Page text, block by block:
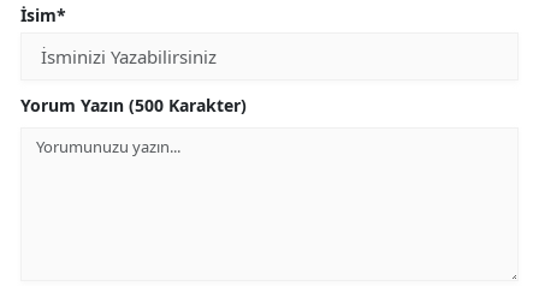
İsim*
Yorum Yazın (500 Karakter)